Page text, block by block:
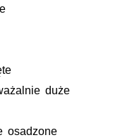
duże
osadzone